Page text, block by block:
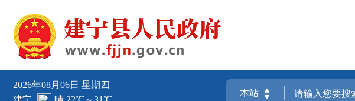
2026年08月06日 星期四